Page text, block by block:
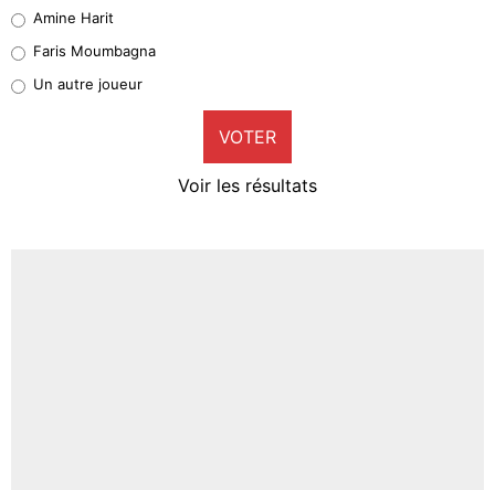
1%
9%
Amine Harit
Faris Moumbagna
Un autre joueur
VOTER
Voir les résultats